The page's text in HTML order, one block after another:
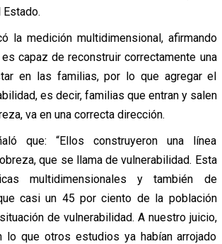
la medición multidimensional, afirmando
capaz de reconstruir correctamente una
en las familias, por lo que agregar el
es decir, familias que entran y salen
va en una correcta dirección.
que: “Ellos construyeron una línea
que se llama de vulnerabilidad. Esta
multidimensionales y también de
casi un 45 por ciento de la población
de vulnerabilidad. A nuestro juicio,
lo que otros estudios ya habían arrojado